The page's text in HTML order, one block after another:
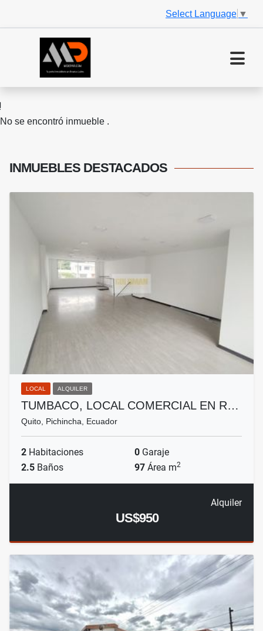
Select Language ▼
No se encontró inmueble .
INMUEBLES DESTACADOS
LOCAL ALQUILER
TUMBACO, LOCAL COMERCIAL EN R…
Quito, Pichincha, Ecuador
2 Habitaciones 0 Garaje
2.5 Baños 97 Área m2
Alquiler
US$950